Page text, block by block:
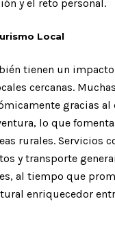
y el reto personal.
Local
tienen un
cercanas.
gracias al
lo que
rurales. Servicios
y transporte
al tiempo que
enriquecedor